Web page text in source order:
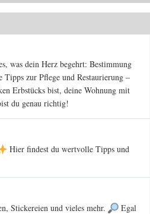
was dein Herz begehrt: Bestimmung
zur Pflege und Restaurierung –
Erbstücks bist, deine Wohnung mit
du genau richtig!
Hier findest du wertvolle Tipps und
Stickereien und vieles mehr.
Egal